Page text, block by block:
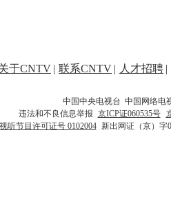
于CNTV | 联系CNTV | 人才招聘 |
中国中央电视台 中国网络电
违法和不良信息举报 京ICP证060535号
听节目许可证号 0102004 新出网证（京）